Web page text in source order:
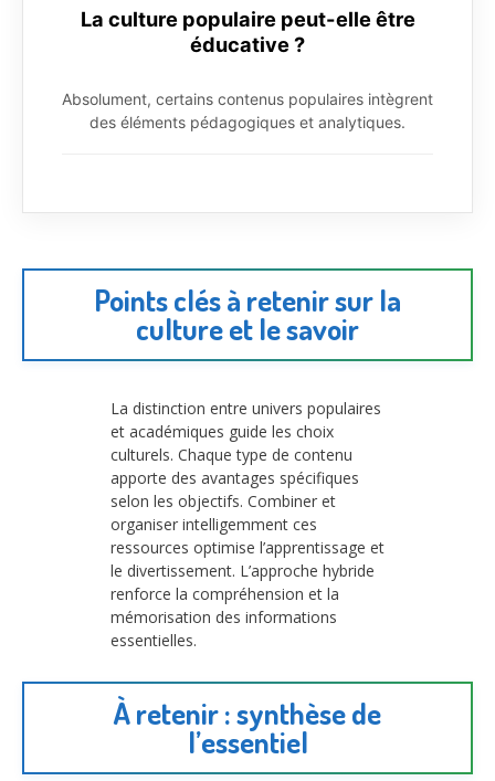
La culture populaire peut-elle être
éducative ?
Absolument, certains contenus populaires intègrent
des éléments pédagogiques et analytiques.
Points clés à retenir sur la
culture et le savoir
La distinction entre univers populaires
et académiques guide les choix
culturels. Chaque type de contenu
apporte des avantages spécifiques
selon les objectifs. Combiner et
organiser intelligemment ces
ressources optimise l’apprentissage et
le divertissement. L’approche hybride
renforce la compréhension et la
mémorisation des informations
essentielles.
À retenir : synthèse de
l’essentiel